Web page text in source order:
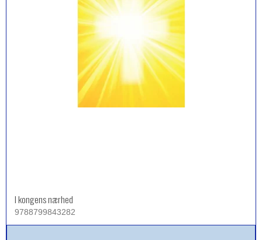
I kongens nærhed
9788799843282